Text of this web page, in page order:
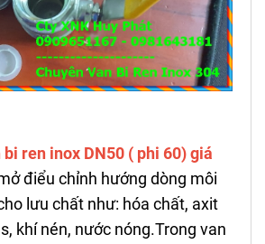
bi ren inox DN50 ( phi 60) giá
điểu chỉnh hướng dòng môi
lưu chất như: hóa chất, axit
khí nén, nước nóng.Trong van